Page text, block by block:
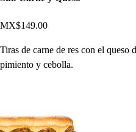
MX$149.00
Tiras de carne de res con el queso
pimiento y cebolla.